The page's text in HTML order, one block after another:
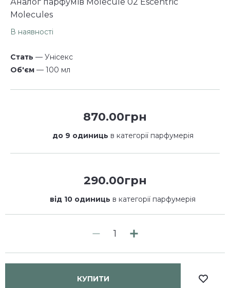
Molecules
В наявності
Стать
— Унісекс
Об'єм
— 100 мл
870.00грн
до 9 одиниць в категорії парфумерія
290.00грн
від 10 одиниць в категорії парфумерія
КУПИТИ